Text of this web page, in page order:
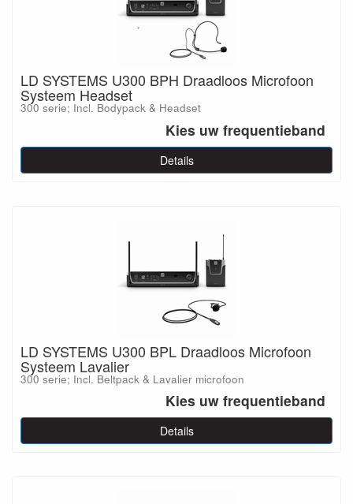
LD SYSTEMS U300 BPH Draadloos Microfoon
Systeem Headset
300 serie; Incl. Bodypack & Headset
Kies uw frequentieband
Details
LD SYSTEMS U300 BPL Draadloos Microfoon
Systeem Lavalier
300 serie; Incl. Beltpack & Lavalier microfoon
Kies uw frequentieband
Details